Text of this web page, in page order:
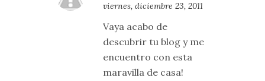
viernes, diciembre 23, 2011
Vaya acabo de
descubrir tu blog y me
encuentro con esta
maravilla de casa!